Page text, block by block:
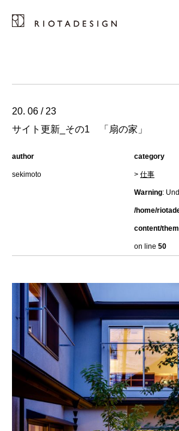
20. 06 / 23
サイト更新_その1 「扇の家」
author
sekimoto
category
> 仕事
Warning:
/home/
content/
on line 50